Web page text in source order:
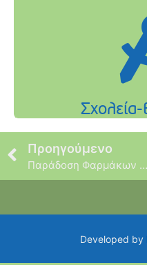
Προηγούμενο
Παράδοση Φαρμάκων & Παιχνιδιών
Developed by